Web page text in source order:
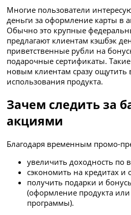
Многие пользователи
деньги за оформление карты в
Обычно это крупные
предлагают клиентам кэшбэк
приветственные рубли на
подарочные сертификаты.
новым клиентам сразу ощутить
использования продукта.
Зачем следить за
акциями
Благодаря временным промо-
увеличить доходность по
сэкономить на кредитах и
получить подарки и
(оформление продукта
программы).